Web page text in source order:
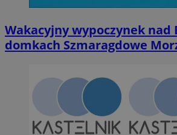
Wakacyjny wypoczynek nad
domkach Szmaragdowe